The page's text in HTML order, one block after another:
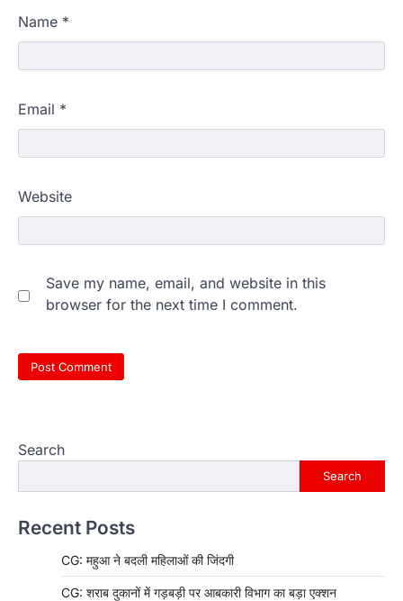
Name *
Email *
Website
Save my name, email, and website in this
browser for the next time I comment.
Search
Search
Recent Posts
CG: महुआ ने बदली महिलाओं की जिंदगी
CG: शराब दुकानों में गड़बड़ी पर आबकारी विभाग का बड़ा एक्शन